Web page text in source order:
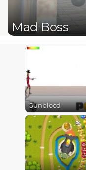
Mad Boss
Gunblood